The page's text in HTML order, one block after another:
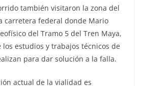
también visitaron la zona del
carretera federal donde Mario
del Tramo 5 del Tren Maya,
los estudios y trabajos técnicos de
para dar solución a la falla.
actual de la vialidad es